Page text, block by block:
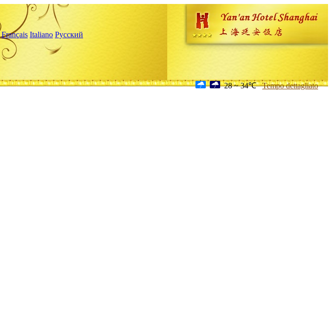
Français Italiano Русский
28 ~ 34℃ Tempo dettagliato